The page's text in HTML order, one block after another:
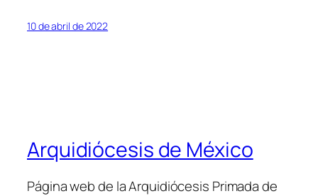
10 de abril de 2022
Arquidiócesis de México
Página web de la Arquidiócesis Primada de